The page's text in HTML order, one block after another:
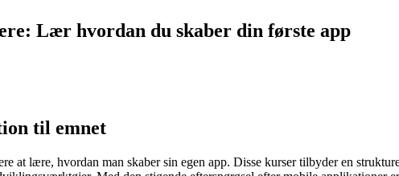
Lær hvordan du skaber din første app
til emnet
at lære, hvordan man skaber sin egen app. Disse kurser tilbyder en